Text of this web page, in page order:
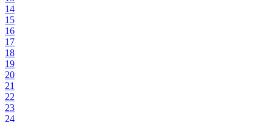
14
15
16
17
18
19
20
21
22
23
24